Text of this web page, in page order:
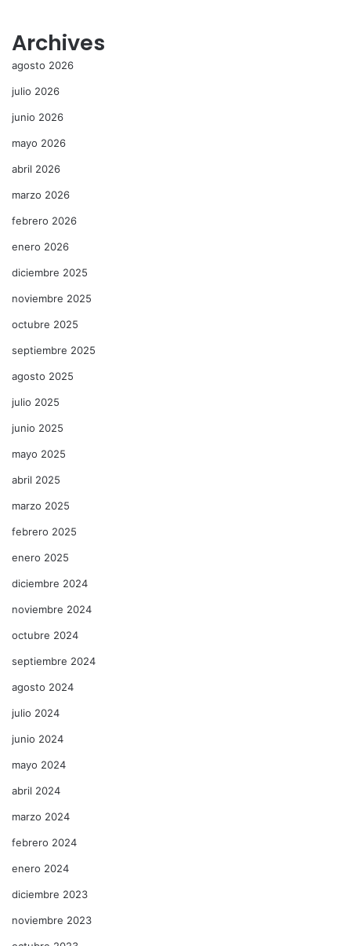
Archives
agosto 2026
julio 2026
junio 2026
mayo 2026
abril 2026
marzo 2026
febrero 2026
enero 2026
diciembre 2025
noviembre 2025
octubre 2025
septiembre 2025
agosto 2025
julio 2025
junio 2025
mayo 2025
abril 2025
marzo 2025
febrero 2025
enero 2025
diciembre 2024
noviembre 2024
octubre 2024
septiembre 2024
agosto 2024
julio 2024
junio 2024
mayo 2024
abril 2024
marzo 2024
febrero 2024
enero 2024
diciembre 2023
noviembre 2023